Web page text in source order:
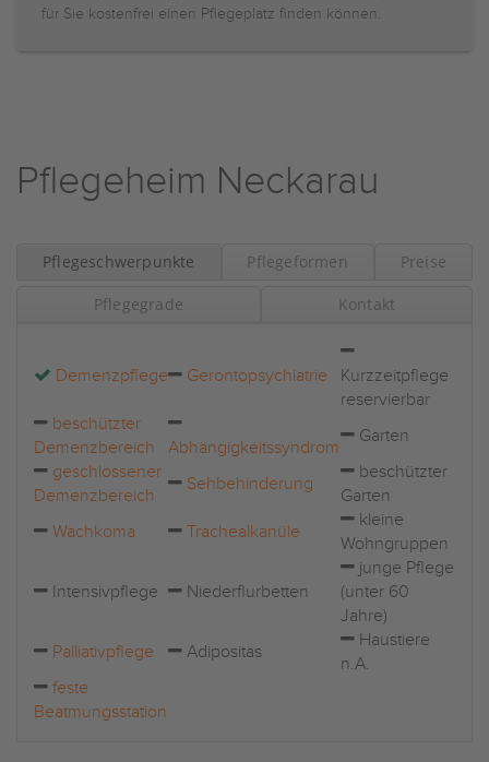
für Sie kostenfrei einen Pflegeplatz finden können.
Pflegeheim Neckarau
Pflegeschwerpunkte Pflegeformen Preise
Pflegegrade Kontakt
Demenzpflege Gerontopsychiatrie
Kurzzeitpflege
reservierbar
beschützter
Demenzbereich
Abhängigkeitssyndrom
Garten
geschlossener
Demenzbereich
Sehbehinderung
beschützter
Garten
Wachkoma
Trachealkanüle
kleine
Wohngruppen
Intensivpflege Niederflurbetten
junge Pflege
(unter 60
Jahre)
Palliativpflege
Adipositas
Haustiere
n.A.
feste
Beatmungsstation